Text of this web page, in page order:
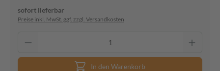
sofort lieferbar
Preise inkl. MwSt. ggf. zzgl. Versandkosten
In den Warenkorb